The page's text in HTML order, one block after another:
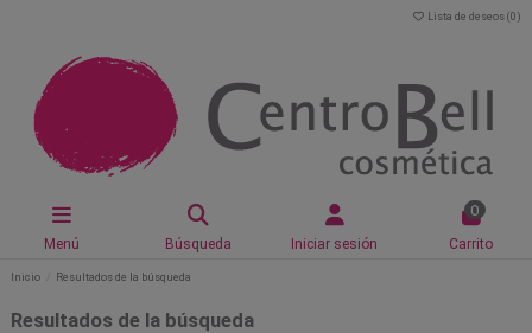
Lista de deseos (0 )
Menú Búsqueda Iniciar sesión
0
Carrito
Inicio Resultados de la búsqueda
Resultados de la búsqueda